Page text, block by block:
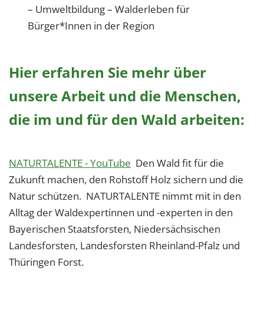
– Umweltbildung – Walderleben für
Bürger*Innen in der Region
Hier erfahren Sie mehr über
unsere Arbeit und die Menschen,
die im und für den Wald arbeiten:
NATURTALENTE - YouTube Den Wald fit für die
Zukunft machen, den Rohstoff Holz sichern und die
Natur schützen. NATURTALENTE nimmt mit in den
Alltag der Waldexpertinnen und -experten in den
Bayerischen Staatsforsten, Niedersächsischen
Landesforsten, Landesforsten Rheinland-Pfalz und
Thüringen Forst.